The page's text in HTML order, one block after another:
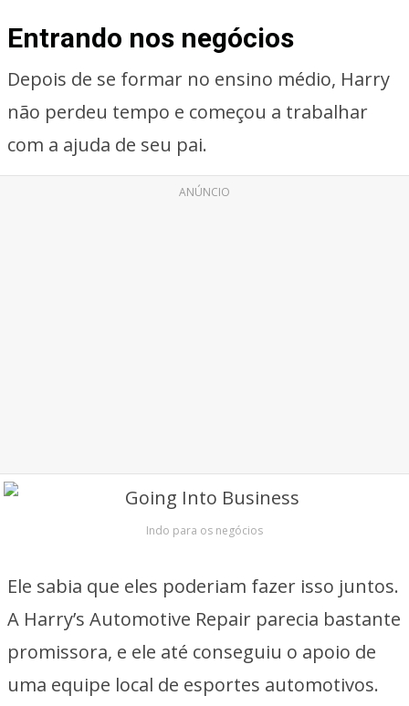
Entrando nos negócios
Depois de se formar no ensino médio, Harry
não perdeu tempo e começou a trabalhar
com a ajuda de seu pai.
ANÚNCIO
Indo para os negócios
Ele sabia que eles poderiam fazer isso juntos.
A Harry’s Automotive Repair parecia bastante
promissora, e ele até conseguiu o apoio de
uma equipe local de esportes automotivos.